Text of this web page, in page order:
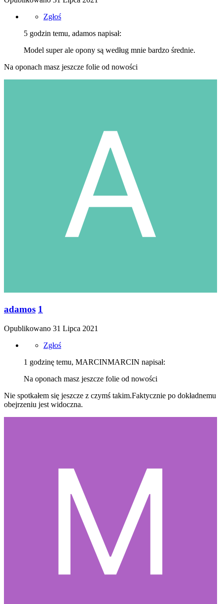
Zgłoś
5 godzin temu, adamos napisał:
Model super ale opony są według mnie bardzo średnie.
Na oponach masz jeszcze folie od nowości
adamos 1
Opublikowano 31 Lipca 2021
Zgłoś
1 godzinę temu, MARCINMARCIN napisał:
Na oponach masz jeszcze folie od nowości
Nie spotkałem się jeszcze z czymś takim.Faktycznie po dokładnemu
obejrzeniu jest widoczna.